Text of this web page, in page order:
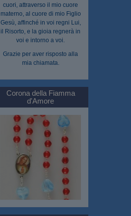
cuori, attraverso il mio cuore
materno, al cuore di mio Figlio
Gesù, affinché in voi regni Lui,
il Risorto, e la gioia regnerà in
voi e intorno a voi.
Grazie per aver risposto alla
mia chiamata.
Corona della Fiamma
d'Amore